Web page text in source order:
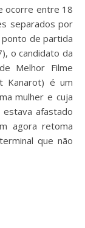
ocorre entre 18
separados por
de partida
o candidato da
Melhor Filme
Kanarot) é um
mulher e cuja
afastado
agora retoma
que não